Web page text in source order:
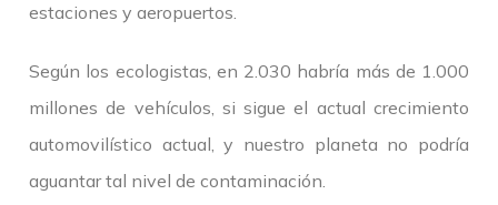
estaciones y aeropuertos.
Según los ecologistas, en 2.030 habría más de 1.000
millones de vehículos, si sigue el actual crecimiento
automovilístico actual, y nuestro planeta no podría
aguantar tal nivel de contaminación.